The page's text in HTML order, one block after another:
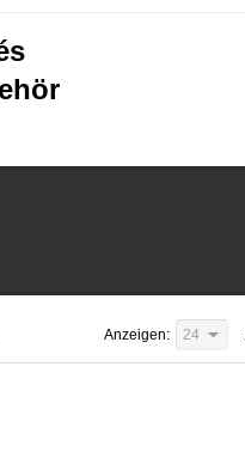
Anzeigen: 24